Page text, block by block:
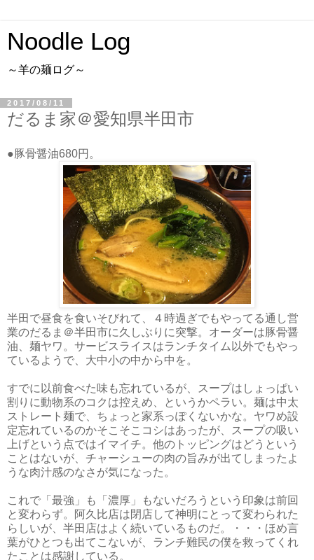
Noodle Log
～羊の麺ログ～
2017/08/11
だるま家＠愛知県半田市
●豚骨醤油680円。
半田で昼食を食いそびれて、４時過ぎでもやってる通し営
業のだるま＠半田市に久しぶりに突撃。オーダーは豚骨醤
油、麺ヤワ。サービスライスはランチタイム以外でもやっ
ているようで、大中小の中から中を。
すでに以前食べた味も忘れているが、スープはしょっぱい
割りに動物系のコクは控えめ、というかペラい。麺は中太
ストレート麺で、ちょっと家系っぽくないかな。ヤワめ設
定忘れているのかそこそこコシはあったが、スープの吸い
上げという点ではイマイチ。他のトッピングはどうという
ことはないが、チャーシューの肉の旨みが出てしまったよ
うな肉汁感のなさが気になった。
これで「最強」も「濃厚」もないだろうという印象は前回
と変わらず。阿久比店は閉店して神明にとって変わられた
らしいが、半田店はよく続いているものだ。・・・ほめ言
葉がひとつも出てこないが、ランチ難民の僕を救ってくれ
たことは感謝している。